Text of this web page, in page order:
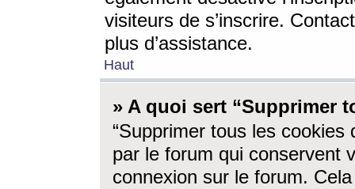
visiteurs de s’inscrire.
plus d’assistance.
Haut
» A quoi sert “Supprimer
“Supprimer tous les cookies
par le forum qui conservent
connexion sur le forum.